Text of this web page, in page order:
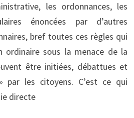
les ordonnances, les
énoncées par d’autres
bref toutes ces règles qui
ordinaire sous la menace de la
être initiées, débattues et
par les citoyens. C’est ce qui
directe